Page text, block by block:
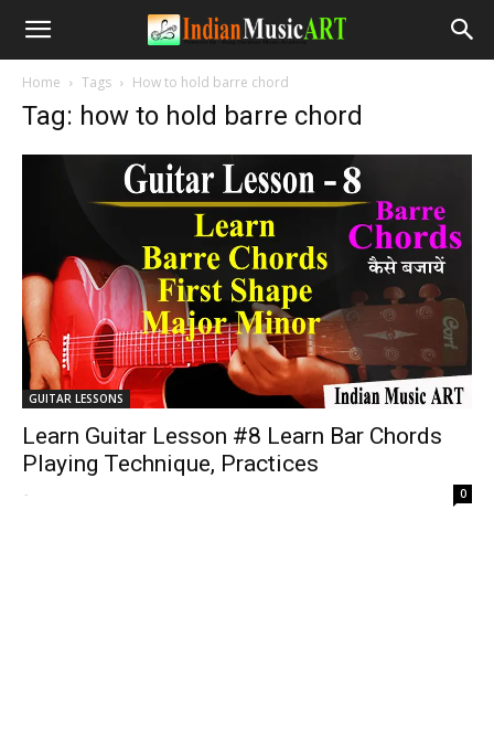
Home Tags How to hold barre chord
Tag: how to hold barre chord
GUITAR LESSONS
Learn Guitar Lesson #8 Learn Bar Chords
Playing Technique, Practices
- 0